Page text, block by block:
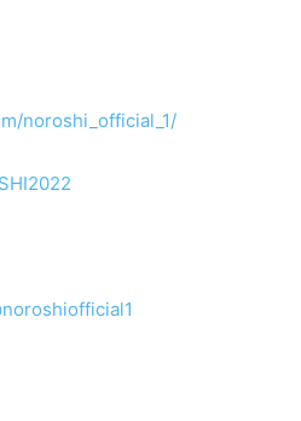
noroshi_official_1/